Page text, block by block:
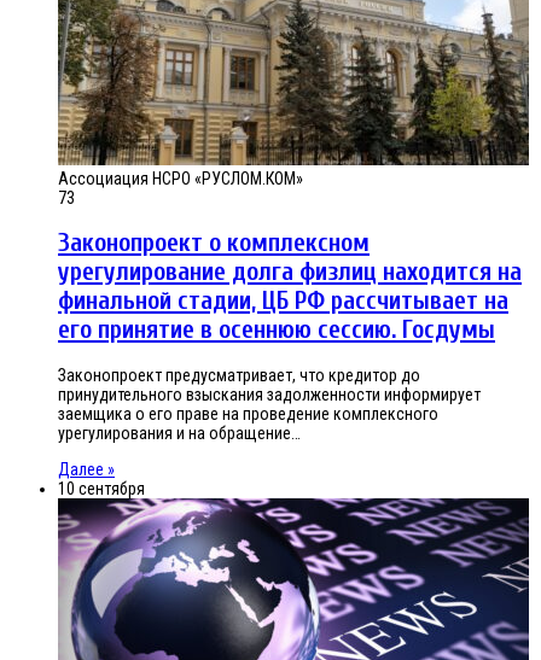
Ассоциация НСРО «РУСЛОМ.КОМ»
73
Законопроект о комплексном
урегулирование долга физлиц находится на
финальной стадии, ЦБ РФ рассчитывает на
его принятие в осеннюю сессию. Госдумы
Законопроект предусматривает, что кредитор до
принудительного взыскания задолженности информирует
заемщика о его праве на проведение комплексного
урегулирования и на обращение…
Далее »
10 сентября